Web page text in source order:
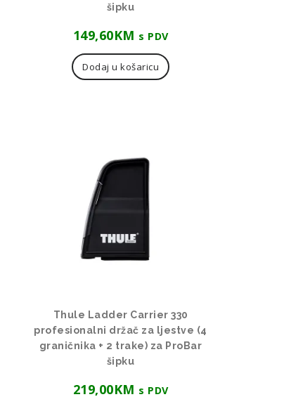
šipku
149,60KM s PDV
Dodaj u košaricu
Thule Ladder Carrier 330
profesionalni držač za ljestve (4
graničnika + 2 trake) za ProBar
šipku
219,00KM s PDV